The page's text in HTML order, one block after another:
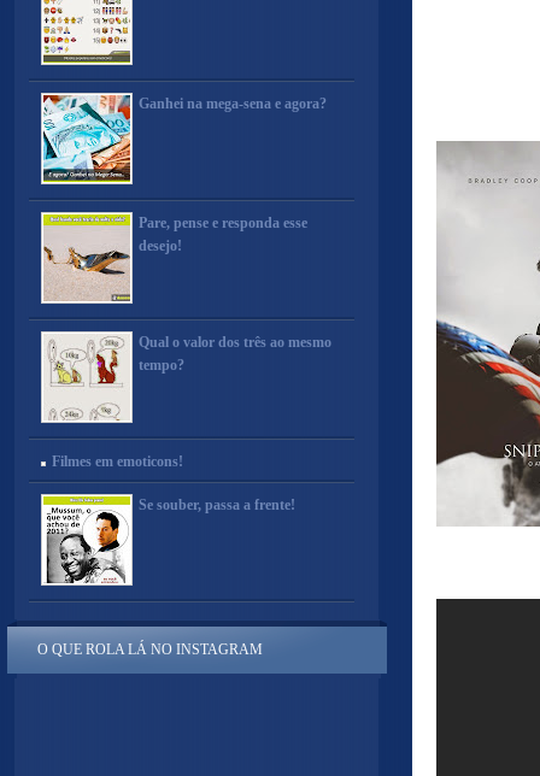
Ganhei na mega-sena e agora?
Pare, pense e responda esse
desejo!
Qual o valor dos três ao mesmo
tempo?
Filmes em emoticons!
Se souber, passa a frente!
O QUE ROLA LÁ NO INSTAGRAM